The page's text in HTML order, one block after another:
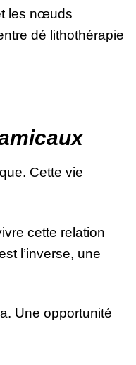
les nœuds
dé lithothérapie
Cette vie
cette relation
l’inverse, une
Une opportunité